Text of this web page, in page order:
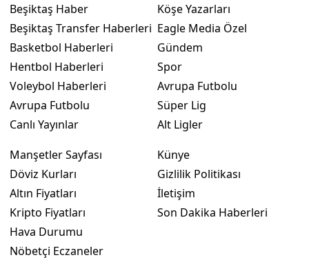
Beşiktaş Haber
Beşiktaş Transfer Haberleri
Basketbol Haberleri
Hentbol Haberleri
Voleybol Haberleri
Avrupa Futbolu
Canlı Yayınlar
Köşe Yazarları
Eagle Media Özel
Gündem
Spor
Avrupa Futbolu
Süper Lig
Alt Ligler
Manşetler Sayfası
Döviz Kurları
Altın Fiyatları
Kripto Fiyatları
Hava Durumu
Nöbetçi Eczaneler
Künye
Gizlilik Politikası
İletişim
Son Dakika Haberleri